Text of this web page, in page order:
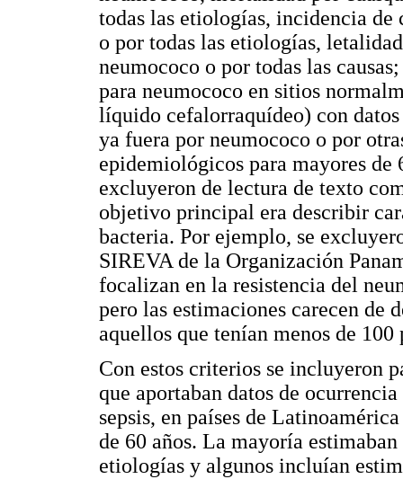
todas las etiologías, incidencia de
o por todas las etiologías,
neumococo o por todas las
para neumococo en sitios
líquido cefalorraquídeo) con
ya fuera por neumococo o por
epidemiológicos para mayores de
excluyeron de lectura de texto
objetivo principal era describir
bacteria. Por ejemplo, se
SIREVA de la Organización
focalizan en la resistencia del
pero las estimaciones carecen de
aquellos que tenían menos de 100
Con estos criterios se incluyeron
que aportaban datos de
sepsis, en países de
de 60 años. La mayoría
etiologías y algunos incluían